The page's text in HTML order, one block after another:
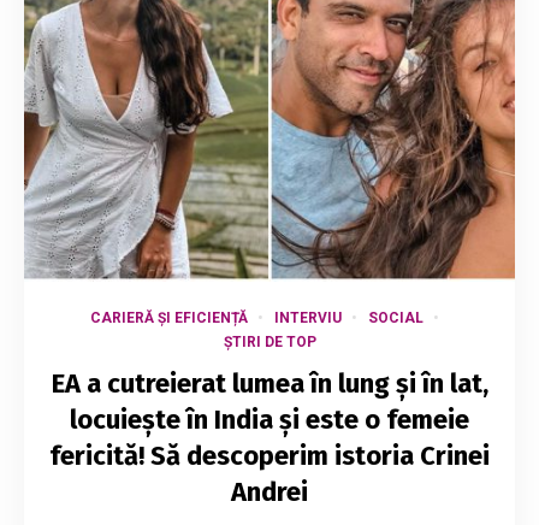
CARIERĂ ȘI EFICIENȚĂ INTERVIU
SOCIAL
ȘTIRI DE TOP
EA a cutreierat lumea în lung și în lat,
locuiește în India și este o femeie
fericită! Să descoperim istoria Crinei
Andrei